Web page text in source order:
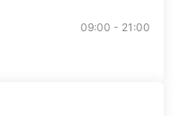
09:00 - 21:00